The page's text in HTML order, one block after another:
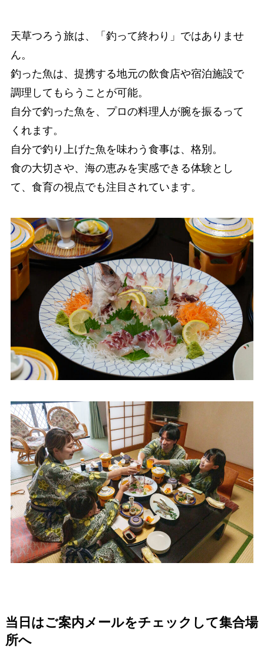
天草つろう旅は、「釣って終わり」ではありませ
ん。
釣った魚は、提携する地元の飲食店や宿泊施設で
調理してもらうことが可能。
自分で釣った魚を、プロの料理人が腕を振るって
くれます。
自分で釣り上げた魚を味わう食事は、格別。
食の大切さや、海の恵みを実感できる体験とし
て、食育の視点でも注目されています。
当日はご案内メールをチェックして集合場
所へ